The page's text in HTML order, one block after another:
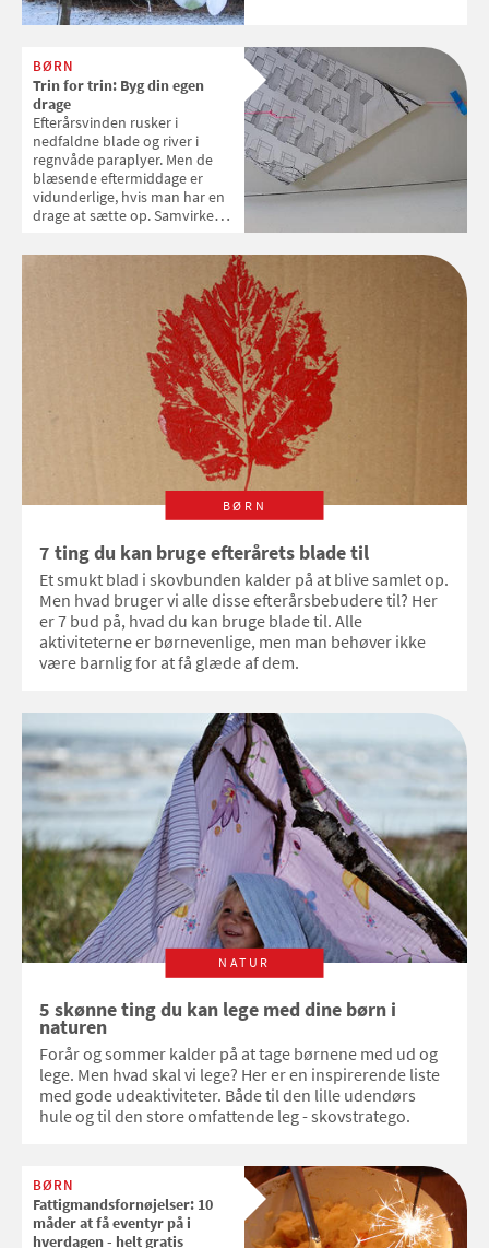
BØRN
Trin for trin: Byg din egen
drage
Efterårsvinden rusker i
nedfaldne blade og river i
regnvåde paraplyer. Men de
blæsende eftermiddage er
vidunderlige, hvis man har en
drage at sætte op. Samvirke
Stine Shaughnessy fra Nikolaj
drageværksted i efterårsferien.
BØRN
7 ting du kan bruge efterårets blade til
Et smukt blad i skovbunden kalder på at blive samlet op.
Men hvad bruger vi alle disse efterårsbebudere til? Her
er 7 bud på, hvad du kan bruge blade til. Alle
aktiviteterne er børnevenlige, men man behøver ikke
være barnlig for at få glæde af dem.
NATUR
5 skønne ting du kan lege med dine børn i
naturen
Forår og sommer kalder på at tage børnene med ud og
lege. Men hvad skal vi lege? Her er en inspirerende liste
med gode udeaktiviteter. Både til den lille udendørs
hule og til den store omfattende leg - skovstratego.
BØRN
Fattigmandsfornøjelser: 10
måder at få eventyr på i
hverdagen - helt gratis